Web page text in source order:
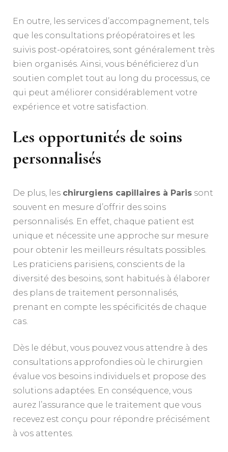
En outre, les services d’accompagnement, tels
que les consultations préopératoires et les
suivis post-opératoires, sont généralement très
bien organisés. Ainsi, vous bénéficierez d’un
soutien complet tout au long du processus, ce
qui peut améliorer considérablement votre
expérience et votre satisfaction.
Les opportunités de soins
personnalisés
De plus, les chirurgiens capillaires à Paris sont
souvent en mesure d’offrir des soins
personnalisés. En effet, chaque patient est
unique et nécessite une approche sur mesure
pour obtenir les meilleurs résultats possibles.
Les praticiens parisiens, conscients de la
diversité des besoins, sont habitués à élaborer
des plans de traitement personnalisés,
prenant en compte les spécificités de chaque
cas.
Dès le début, vous pouvez vous attendre à des
consultations approfondies où le chirurgien
évalue vos besoins individuels et propose des
solutions adaptées. En conséquence, vous
aurez l’assurance que le traitement que vous
recevez est conçu pour répondre précisément
à vos attentes.